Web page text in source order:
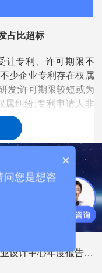
占比超标
专利、许可期限不
少企业专利存在权属
发;许可期限较短或为
属纠纷;专利申请人非
》明确，企业需重
化运用。虽然政策未
清晰会直接影响有效
业优先布局自主研发
设计专利
单一外观专利占比
队陷入外观专利易申
度报告及动态管理全要求
×
问您是想咨